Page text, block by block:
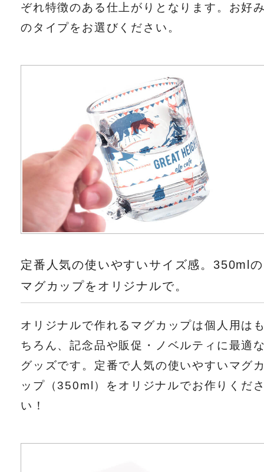
ぞれ特徴のある仕上がりとなります。お好
のタイプをお選びください。
定番人気の使いやすいサイズ感。350mlの
マグカップをオリジナルで。
オリジナルで作れるマグカップは個人用は
ちろん、記念品や販促・ノベルティに最適
グッズです。定番で人気の使いやすいマグ
ップ（350ml）をオリジナルでお作りくだ
い！